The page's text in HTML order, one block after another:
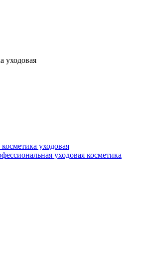
уходовая
уходовая
уходовая косметика